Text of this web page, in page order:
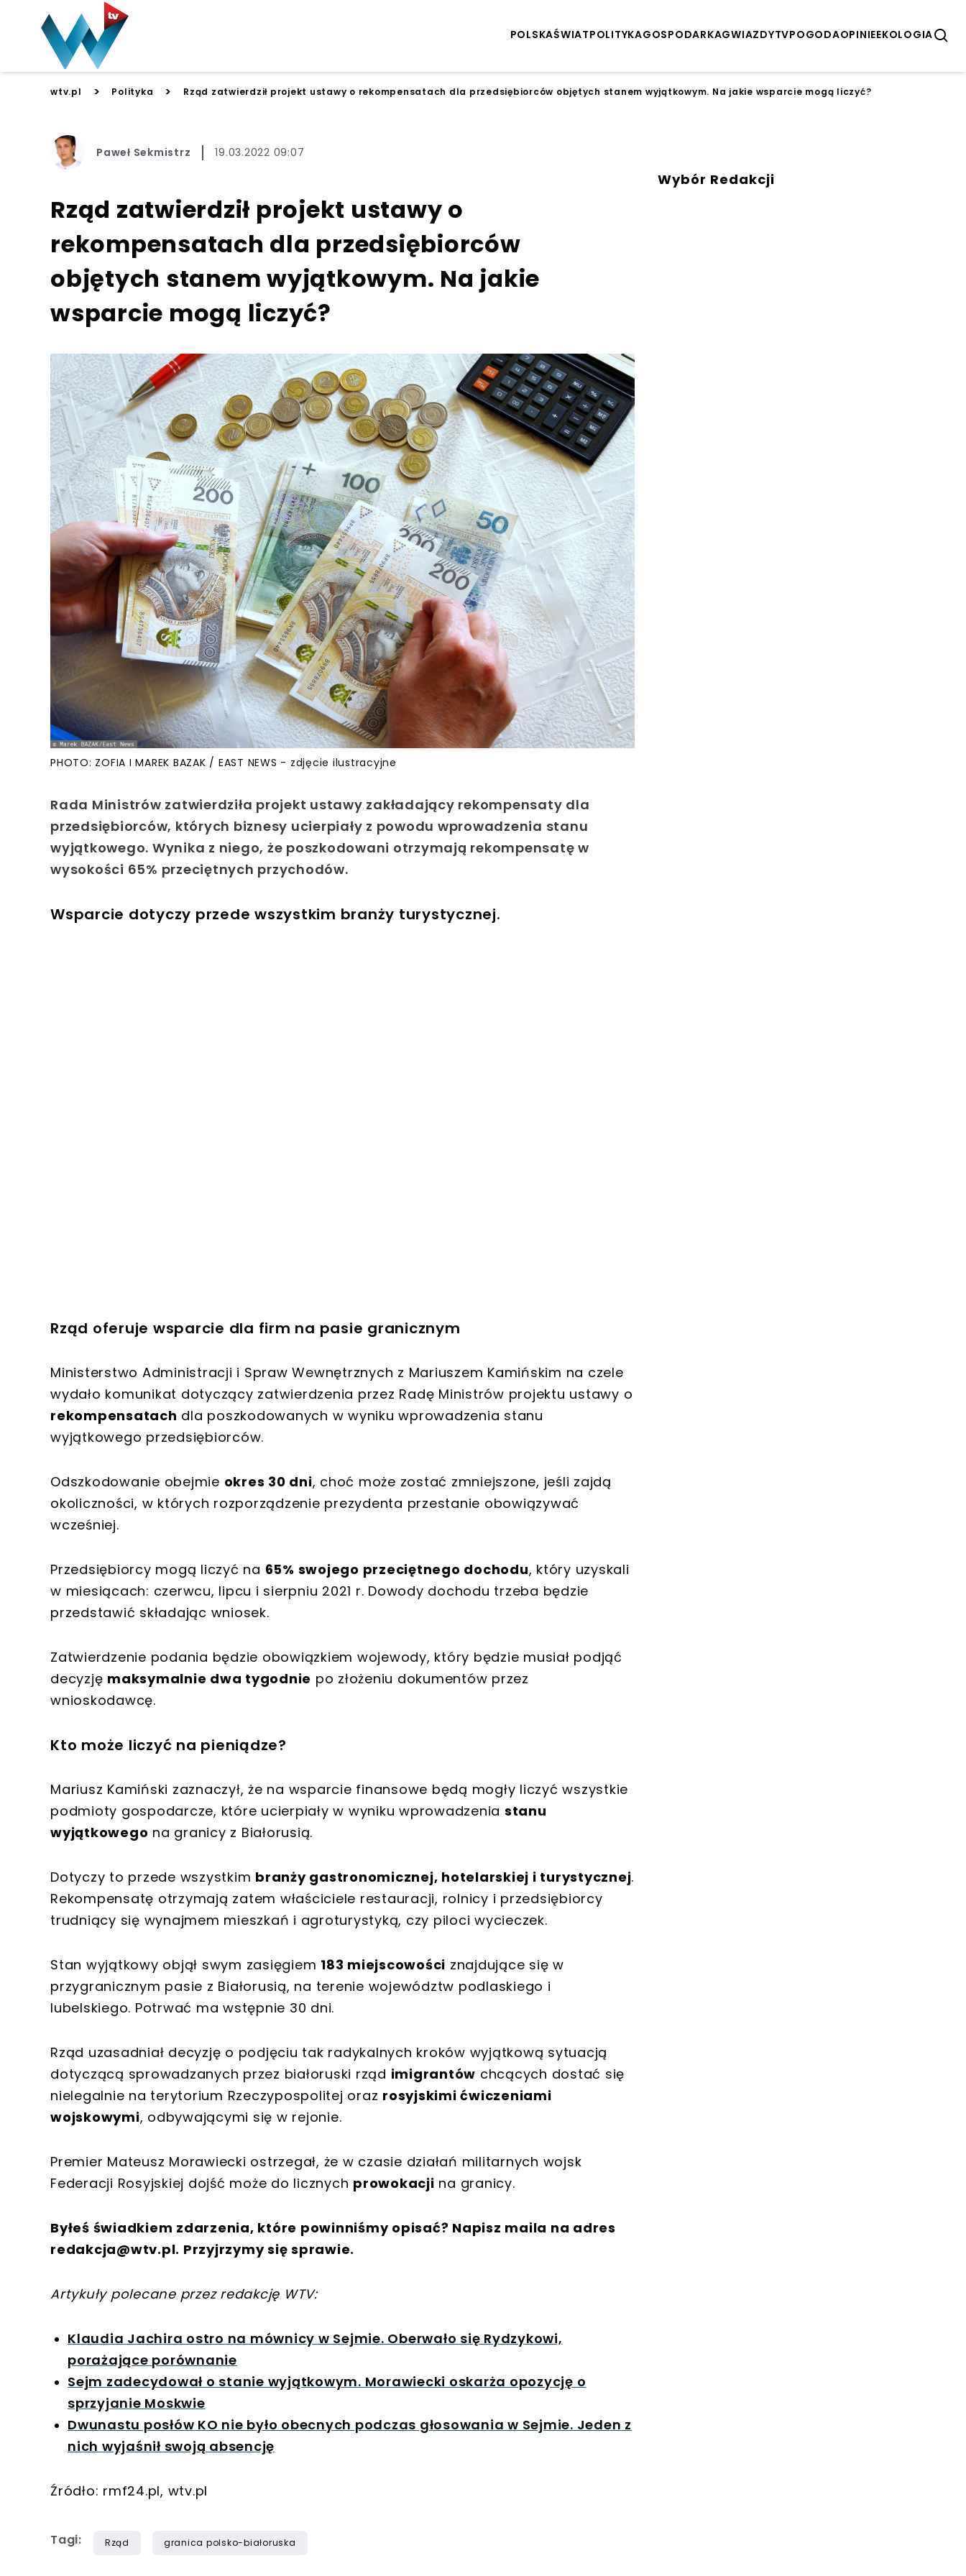
POLSKAŚWIATPOLITYKAGOSPODARKAGWIAZDYTVPOGODAOPINIEEKOLOGIA
wtv.pl > Polityka > Rząd zatwierdził projekt ustawy o rekompensatach dla przedsiębiorców objętych stanem wyjątkowym. Na jakie wsparcie mogą liczyć?
Paweł Sekmistrz 19.03.2022 09:07
Rząd zatwierdził projekt ustawy o
rekompensatach dla przedsiębiorców
objętych stanem wyjątkowym. Na jakie
wsparcie mogą liczyć?
PHOTO: ZOFIA I MAREK BAZAK / EAST NEWS - zdjęcie ilustracyjne
Rada Ministrów zatwierdziła projekt ustawy zakładający rekompensaty dla
przedsiębiorców, których biznesy ucierpiały z powodu wprowadzenia stanu
wyjątkowego. Wynika z niego, że poszkodowani otrzymają rekompensatę w
wysokości 65% przeciętnych przychodów.
Wsparcie dotyczy przede wszystkim branży turystycznej.
Rząd oferuje wsparcie dla firm na pasie granicznym
Ministerstwo Administracji i Spraw Wewnętrznych z Mariuszem Kamińskim na czele
wydało komunikat dotyczący zatwierdzenia przez Radę Ministrów projektu ustawy o
rekompensatach dla poszkodowanych w wyniku wprowadzenia stanu
wyjątkowego przedsiębiorców.
Odszkodowanie obejmie okres 30 dni, choć może zostać zmniejszone, jeśli zajdą
okoliczności, w których rozporządzenie prezydenta przestanie obowiązywać
wcześniej.
Przedsiębiorcy mogą liczyć na 65% swojego przeciętnego dochodu, który uzyskali
w miesiącach: czerwcu, lipcu i sierpniu 2021 r. Dowody dochodu trzeba będzie
przedstawić składając wniosek.
Zatwierdzenie podania będzie obowiązkiem wojewody, który będzie musiał podjąć
decyzję maksymalnie dwa tygodnie po złożeniu dokumentów przez
wnioskodawcę.
Kto może liczyć na pieniądze?
Mariusz Kamiński zaznaczył, że na wsparcie finansowe będą mogły liczyć wszystkie
podmioty gospodarcze, które ucierpiały w wyniku wprowadzenia stanu
wyjątkowego na granicy z Białorusią.
Dotyczy to przede wszystkim branży gastronomicznej, hotelarskiej i turystycznej.
Rekompensatę otrzymają zatem właściciele restauracji, rolnicy i przedsiębiorcy
trudniący się wynajmem mieszkań i agroturystyką, czy piloci wycieczek.
Stan wyjątkowy objął swym zasięgiem 183 miejscowości znajdujące się w
przygranicznym pasie z Białorusią, na terenie województw podlaskiego i
lubelskiego. Potrwać ma wstępnie 30 dni.
Rząd uzasadniał decyzję o podjęciu tak radykalnych kroków wyjątkową sytuacją
dotyczącą sprowadzanych przez białoruski rząd imigrantów chcących dostać się
nielegalnie na terytorium Rzeczypospolitej oraz rosyjskimi ćwiczeniami
wojskowymi, odbywającymi się w rejonie.
Premier Mateusz Morawiecki ostrzegał, że w czasie działań militarnych wojsk
Federacji Rosyjskiej dojść może do licznych prowokacji na granicy.
Byłeś świadkiem zdarzenia, które powinniśmy opisać? Napisz maila na adres
redakcja@wtv.pl. Przyjrzymy się sprawie.
Artykuły polecane przez redakcję WTV:
Klaudia Jachira ostro na mównicy w Sejmie. Oberwało się Rydzykowi,
porażające porównanie
Sejm zadecydował o stanie wyjątkowym. Morawiecki oskarża opozycję o
sprzyjanie Moskwie
Dwunastu posłów KO nie było obecnych podczas głosowania w Sejmie. Jeden z
nich wyjaśnił swoją absencję
Źródło: rmf24.pl, wtv.pl
Tagi: Rząd granica polsko-białoruska
Wybór Redakcji